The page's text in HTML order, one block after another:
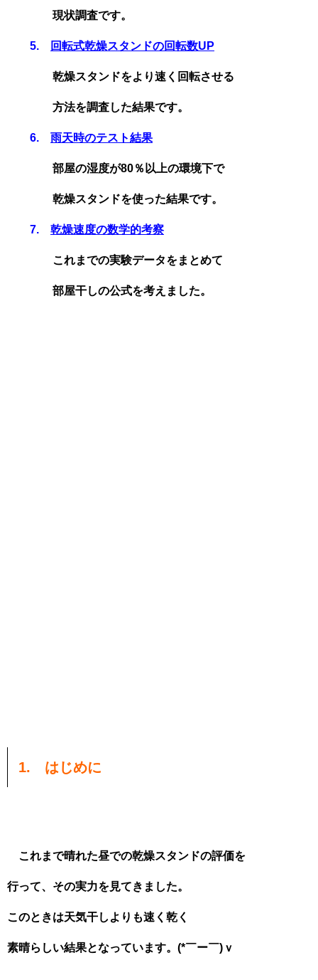
現状調査です。
5. 回転式乾燥スタンドの回転数UP
乾燥スタンドをより速く回転させる
方法を調査した結果です。
6. 雨天時のテスト結果
部屋の湿度が80％以上の環境下で
乾燥スタンドを使った結果です。
7. 乾燥速度の数学的考察
これまでの実験データをまとめて
部屋干しの公式を考えました。
1. はじめに
これまで晴れた昼での乾燥スタンドの評価を
行って、その実力を見てきました。
このときは天気干しよりも速く乾く
素晴らしい結果となっています。(*￣ー￣)ｖ